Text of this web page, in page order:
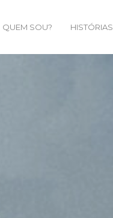
QUEM SOU? HISTÓRIAS